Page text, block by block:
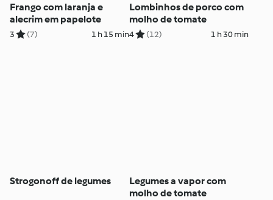
Frango com laranja e
alecrim em papelote
3 (7) 1 h 15 min
Lombinhos de porco com
molho de tomate
4 (12) 1 h 30 min
Strogonoff de legumes
Legumes a vapor com
molho de tomate